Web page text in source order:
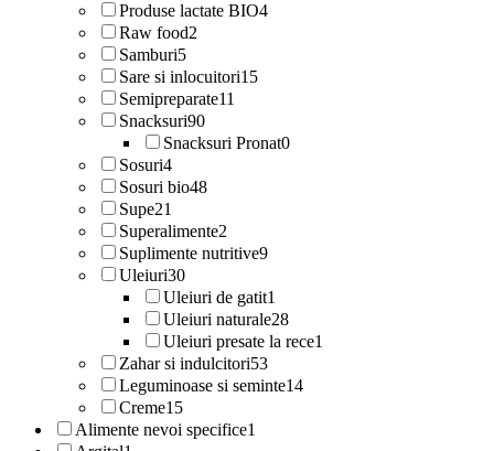
Produse lactate BIO4
Raw food2
Samburi5
Sare si inlocuitori15
Semipreparate11
Snacksuri90
Snacksuri Pronat0
Sosuri4
Sosuri bio48
Supe21
Superalimente2
Suplimente nutritive9
Uleiuri30
Uleiuri de gatit1
Uleiuri naturale28
Uleiuri presate la rece1
Zahar si indulcitori53
Leguminoase si seminte14
Creme15
Alimente nevoi specifice1